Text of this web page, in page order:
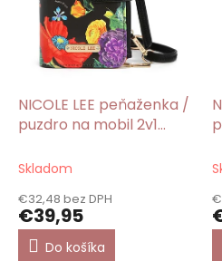
o
NICOLE LEE peňaženka /
puzdro na mobil 2v1
Skladom
€32,48 bez DPH
€39,95
Do košíka